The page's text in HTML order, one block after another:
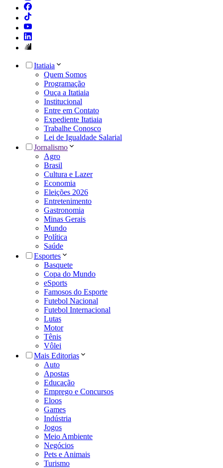
Itatiaia
Quem Somos
Programação
Ouça a Itatiaia
Institucional
Entre em Contato
Expediente Itatiaia
Trabalhe Conosco
Lei de Igualdade Salarial
Jornalismo
Agro
Brasil
Cultura e Lazer
Economia
Eleições 2026
Entretenimento
Gastronomia
Minas Gerais
Mundo
Política
Saúde
Esportes
Basquete
Copa do Mundo
eSports
Famosos do Esporte
Futebol Nacional
Futebol Internacional
Lutas
Motor
Tênis
Vôlei
Mais Editorias
Auto
Apostas
Educação
Emprego e Concursos
Eloos
Games
Indústria
Jogos
Meio Ambiente
Negócios
Pets e Animais
Turismo